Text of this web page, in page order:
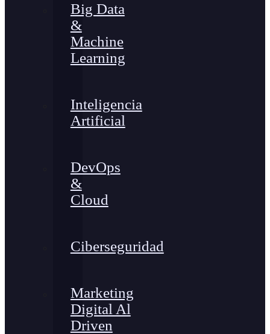
Big Data
&
Machine
Learning
Inteligencia
Artificial
DevOps
&
Cloud
Ciberseguridad
Marketing
Digital Al
Driven